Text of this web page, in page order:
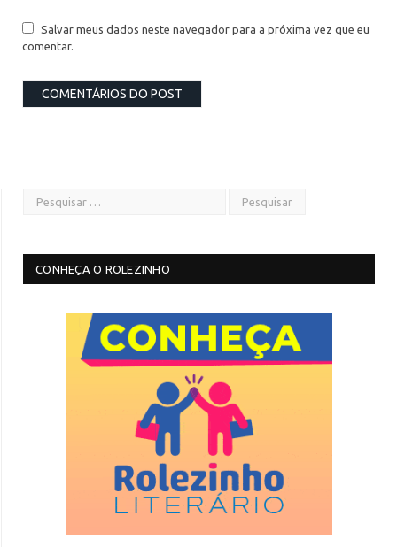
Salvar meus dados neste navegador para a próxima vez que eu
comentar.
CONHEÇA O ROLEZINHO